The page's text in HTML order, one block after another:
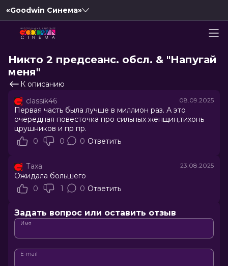
«Goodwin Синема»
Никто 2 предсеанс. обсл. & "Напугай
меня"
К описанию
classik46
08.09.2025
Первая часть была лучше в миллион раз. А это
очередная повесточка про сильных женщин,тихонь
црушников и пр пр.
0
0 0 Ответить
Таха 23.08.2025
Ожидала большего
0
1 0 Ответить
Задать вопрос или оставить отзыв
Имя
E-mail